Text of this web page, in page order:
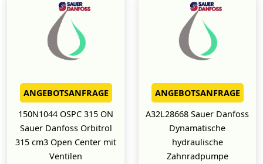
ANGEBOTSANFRAGE
150N1044 OSPC 315 ON
Sauer Danfoss Orbitrol
315 cm3 Open Center mit
Ventilen
ANGEBOTSANFRAGE
A32L28668 Sauer Danfoss
Dynamatische
hydraulische
Zahnradpumpe